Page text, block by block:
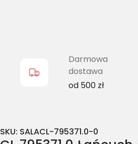
Darmowa
dostawa
od 500 zł
SKU: SALACL-795371.0-0